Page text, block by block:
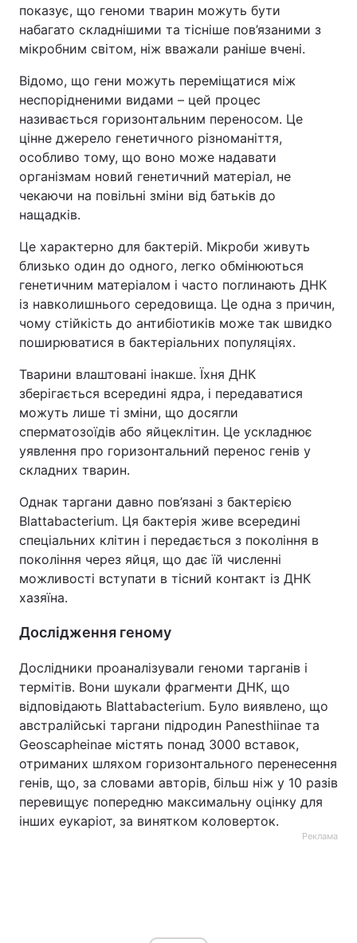
показує, що геноми тварин можуть бути
набагато складнішими та тісніше пов’язаними з
мікробним світом, ніж вважали раніше вчені.
Відомо, що гени можуть переміщатися між
неспорідненими видами – цей процес
називається горизонтальним переносом. Це
цінне джерело генетичного різноманіття,
особливо тому, що воно може надавати
організмам новий генетичний матеріал, не
чекаючи на повільні зміни від батьків до
нащадків.
Це характерно для бактерій. Мікроби живуть
близько один до одного, легко обмінюються
генетичним матеріалом і часто поглинають ДНК
із навколишнього середовища. Це одна з причин,
чому стійкість до антибіотиків може так швидко
поширюватися в бактеріальних популяціях.
Тварини влаштовані інакше. Їхня ДНК
зберігається всередині ядра, і передаватися
можуть лише ті зміни, що досягли
сперматозоїдів або яйцеклітин. Це ускладнює
уявлення про горизонтальний перенос генів у
складних тварин.
Однак таргани давно пов’язані з бактерією
Blattabacterium. Ця бактерія живе всередині
спеціальних клітин і передається з покоління в
покоління через яйця, що дає їй численні
можливості вступати в тісний контакт із ДНК
хазяїна.
Дослідження геному
Дослідники проаналізували геноми тарганів і
термітів. Вони шукали фрагменти ДНК, що
відповідають Blattabacterium. Було виявлено, що
австралійські таргани підродин Panesthiinae та
Geoscapheinae містять понад 3000 вставок,
отриманих шляхом горизонтального перенесення
генів, що, за словами авторів, більш ніж у 10 разів
перевищує попередню максимальну оцінку для
інших еукаріот, за винятком коловерток.
Реклама